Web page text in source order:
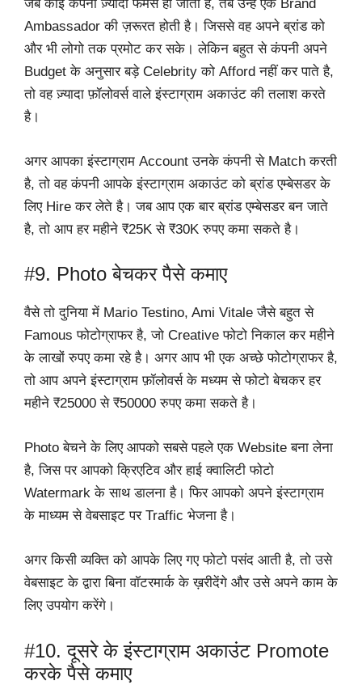
जब कोई कंपनी ज़्यादा फेमस हो जाती है, तब उन्हें एक Brand
Ambassador की ज़रूरत होती है। जिससे वह अपने ब्रांड को
और भी लोगो तक प्रमोट कर सके। लेकिन बहुत से कंपनी अपने
Budget के अनुसार बड़े Celebrity को Afford नहीं कर पाते है,
तो वह ज़्यादा फ़ॉलोवर्स वाले इंस्टाग्राम अकाउंट की तलाश करते
है।
अगर आपका इंस्टाग्राम Account उनके कंपनी से Match करती
है, तो वह कंपनी आपके इंस्टाग्राम अकाउंट को ब्रांड एम्बेसडर के
लिए Hire कर लेते है। जब आप एक बार ब्रांड एम्बेसडर बन जाते
है, तो आप हर महीने ₹25K से ₹30K रुपए कमा सकते है।
#9. Photo बेचकर पैसे कमाए
वैसे तो दुनिया में Mario Testino, Ami Vitale जैसे बहुत से
Famous फोटोग्राफर है, जो Creative फोटो निकाल कर महीने
के लाखों रुपए कमा रहे है। अगर आप भी एक अच्छे फोटोग्राफर है,
तो आप अपने इंस्टाग्राम फ़ॉलोवर्स के मध्यम से फोटो बेचकर हर
महीने ₹25000 से ₹50000 रुपए कमा सकते है।
Photo बेचने के लिए आपको सबसे पहले एक Website बना लेना
है, जिस पर आपको क्रिएटिव और हाई क्वालिटी फोटो
Watermark के साथ डालना है। फिर आपको अपने इंस्टाग्राम
के माध्यम से वेबसाइट पर Traffic भेजना है।
अगर किसी व्यक्ति को आपके लिए गए फोटो पसंद आती है, तो उसे
वेबसाइट के द्वारा बिना वॉटरमार्क के ख़रीदेंगे और उसे अपने काम के
लिए उपयोग करेंगे।
#10. दूसरे के इंस्टाग्राम अकाउंट Promote
करके पैसे कमाए